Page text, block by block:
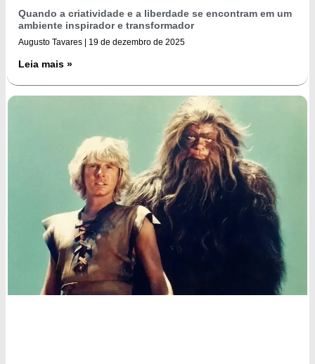
Quando a criatividade e a liberdade se encontram em um
ambiente inspirador e transformador
Augusto Tavares 19 de dezembro de 2025
Leia mais »